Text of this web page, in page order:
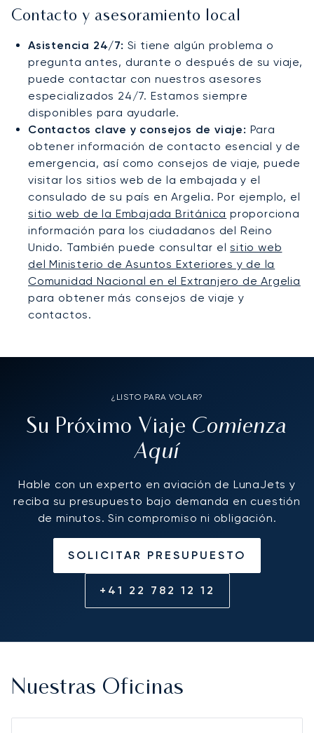
Contacto y asesoramiento local
Asistencia 24/7: Si tiene algún problema o
pregunta antes, durante o después de su viaje,
puede contactar con nuestros asesores
especializados 24/7. Estamos siempre
disponibles para ayudarle.
Contactos clave y consejos de viaje: Para
obtener información de contacto esencial y de
emergencia, así como consejos de viaje, puede
visitar los sitios web de la embajada y el
consulado de su país en Argelia. Por ejemplo, el
sitio web de la Embajada Británica proporciona
información para los ciudadanos del Reino
Unido. También puede consultar elsitio web
del Ministerio de Asuntos Exteriores y de la
Comunidad Nacional en el Extranjero de Argelia
para obtener más consejos de viaje y
contactos.
¿LISTO PARA VOLAR?
Su Próximo Viaje Comienza
Aquí
Hable con un experto en aviación de LunaJets y
reciba su presupuesto bajo demanda en cuestión
de minutos. Sin compromiso ni obligación.
SOLICITAR PRESUPUESTO
+41 22 782 12 12
Nuestras Oficinas